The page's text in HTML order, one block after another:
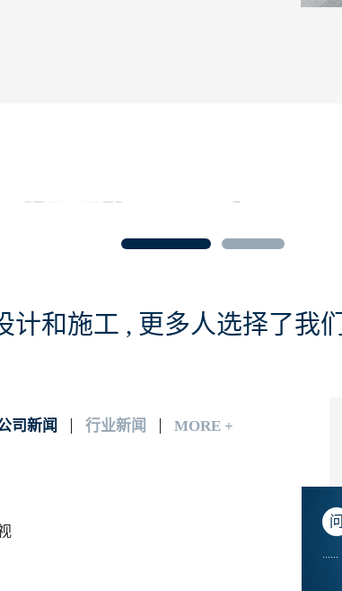
计和施工 , 更多人选择了我们
司新闻 行业新闻 MORE +
问
......